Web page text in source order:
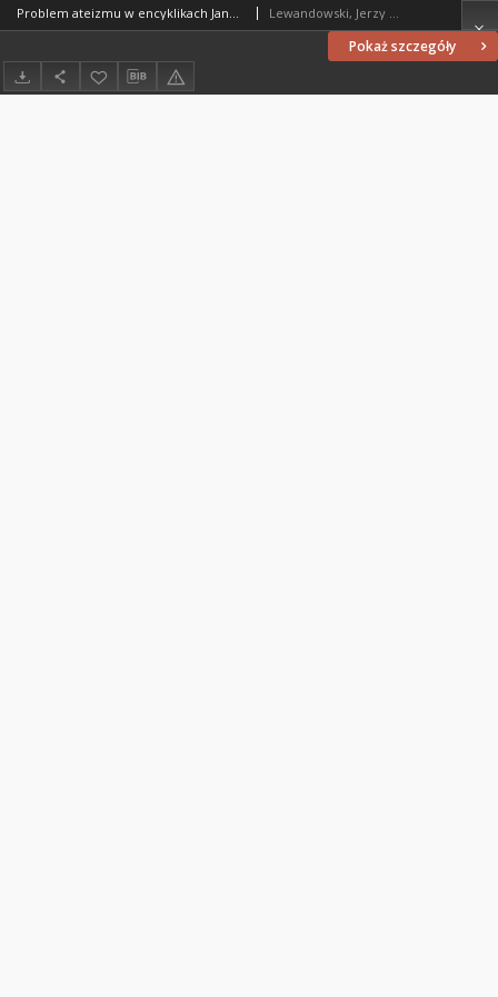
Pokaż szczegóły
Problem ateizmu w encyklikach Jana Pawła II Lewandowski, Jerzy (1949- )